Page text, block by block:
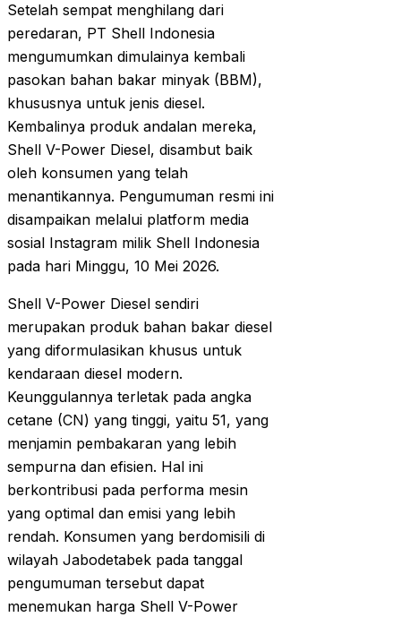
Setelah sempat menghilang dari
peredaran, PT Shell Indonesia
mengumumkan dimulainya kembali
pasokan bahan bakar minyak (BBM),
khususnya untuk jenis diesel.
Kembalinya produk andalan mereka,
Shell V-Power Diesel, disambut baik
oleh konsumen yang telah
menantikannya. Pengumuman resmi ini
disampaikan melalui platform media
sosial Instagram milik Shell Indonesia
pada hari Minggu, 10 Mei 2026.
Shell V-Power Diesel sendiri
merupakan produk bahan bakar diesel
yang diformulasikan khusus untuk
kendaraan diesel modern.
Keunggulannya terletak pada angka
cetane (CN) yang tinggi, yaitu 51, yang
menjamin pembakaran yang lebih
sempurna dan efisien. Hal ini
berkontribusi pada performa mesin
yang optimal dan emisi yang lebih
rendah. Konsumen yang berdomisili di
wilayah Jabodetabek pada tanggal
pengumuman tersebut dapat
menemukan harga Shell V-Power